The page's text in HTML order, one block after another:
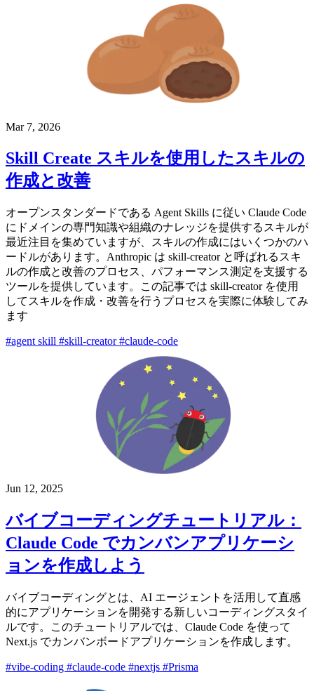
Mar 7, 2026
Skill Create スキルを使用したスキルの
作成と改善
オープンスタンダードである Agent Skills に従い Claude Code
にドメインの専門知識や組織のナレッジを提供するスキルが
最近注目を集めていますが、スキルの作成にはいくつかのハ
ードルがあります。Anthropic は skill-creator と呼ばれるスキ
ルの作成と改善のプロセス、パフォーマンス測定を支援する
ツールを提供しています。この記事では skill-creator を使用
してスキルを作成・改善を行うプロセスを実際に体験してみ
ます
#agent skill #skill-creator#claude-code
Jun 12, 2025
バイブコーディングチュートリアル：
Claude Code でカンバンアプリケーシ
ョンを作成しよう
バイブコーディングとは、AI エージェントを活用して直感
的にアプリケーションを開発する新しいコーディングスタイ
ルです。このチュートリアルでは、Claude Code を使って
Next.js でカンバンボードアプリケーションを作成します。
#vibe-coding #claude-code #nextjs #Prisma